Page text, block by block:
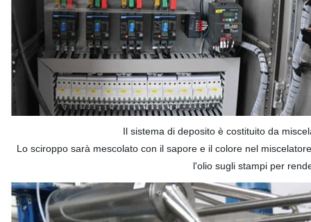
Il sistema di deposito è costituito da
Lo sciroppo sarà mescolato con il sapore e il colore nel
l'olio sugli stampi per